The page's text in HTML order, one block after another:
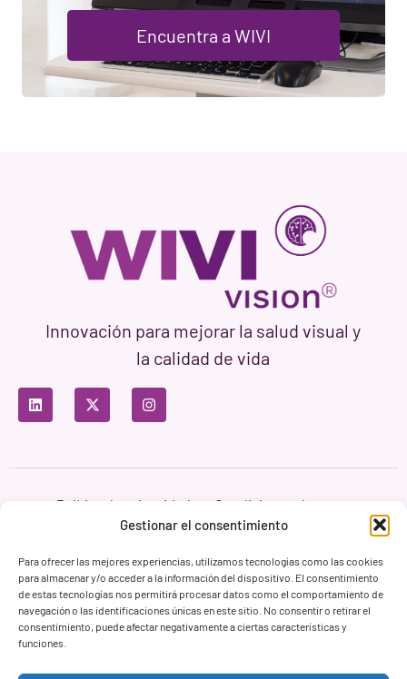
Gestionar el consentimiento
Para ofrecer las mejores experiencias, utilizamos tecnologías como las cookies
para almacenar y/o acceder a la información del dispositivo. El consentimiento
de estas tecnologías nos permitirá procesar datos como el comportamiento de
navegación o las identificaciones únicas en este sitio. No consentir o retirar el
consentimiento, puede afectar negativamente a ciertas características y
funciones.
Encuentra a WIVI
Innovación para mejorar la salud visual y
la calidad de vida
Política de privacidad
Condiciones de uso
Política de cookies